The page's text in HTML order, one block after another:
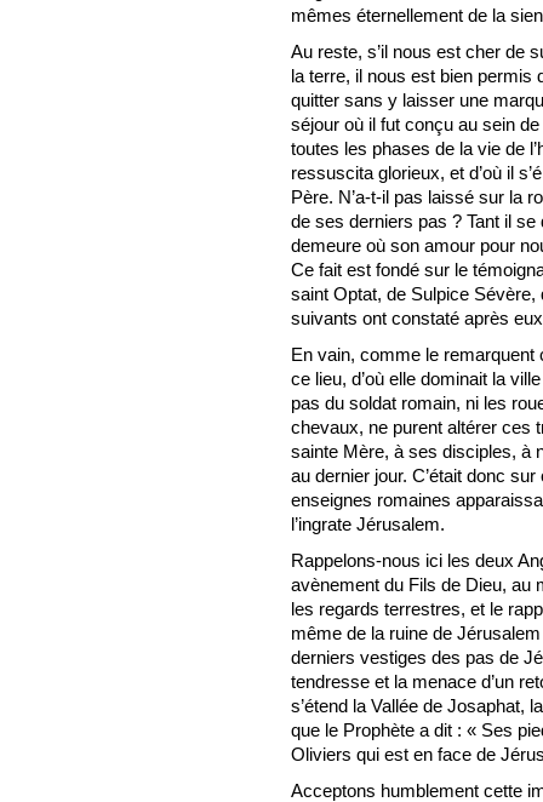
mêmes éternellement de la
Au reste, s’il nous est cher de
la terre, il nous est bien permis
quitter sans y laisser une
séjour où il fut conçu au sein
toutes les phases de la vie de
ressuscita glorieux, et d’où il
Père. N’a-t-il pas laissé sur la
de ses derniers pas ? Tant il
demeure où son amour pour
Ce fait est fondé sur le
saint Optat, de Sulpice
suivants ont constaté après
En vain, comme le remarquent
ce lieu, d’où elle dominait la
pas du soldat romain, ni les
chevaux, ne purent altérer ces
sainte Mère, à ses disciples, à
au dernier jour. C’était donc
enseignes romaines
l’ingrate Jérusalem.
Rappelons-nous ici les deux
avènement du Fils de Dieu, au
les regards terrestres, et le
même de la ruine de
derniers vestiges des pas de
tendresse et la menace d’un
s’étend la Vallée de Josaphat,
que le Prophète a dit : « Ses
Oliviers qui est en face de
Acceptons humblement cette